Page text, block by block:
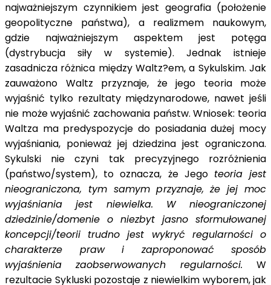
najważniejszym czynnikiem jest geografia (położenie
geopolityczne państwa), a realizmem naukowym,
gdzie najważniejszym aspektem jest potęga
(dystrybucja siły w systemie). Jednak istnieje
zasadnicza różnica między Waltz?em, a Sykulskim. Jak
zauważono Waltz przyznaje, że jego teoria może
wyjaśnić tylko rezultaty międzynarodowe, nawet jeśli
nie może wyjaśnić zachowania państw. Wniosek: teoria
Waltza ma predyspozycje do posiadania dużej mocy
wyjaśniania, ponieważ jej dziedzina jest ograniczona.
Sykulski nie czyni tak precyzyjnego rozróżnienia
(państwo/system), to oznacza, że Jego teoria jest
nieograniczona, tym samym przyznaje, że jej moc
wyjaśniania jest niewielka. W nieograniczonej
dziedzinie/domenie o niezbyt jasno sformułowanej
koncepcji/teorii trudno jest wykryć regularności o
charakterze praw i zaproponować sposób
wyjaśnienia zaobserwowanych regularności. W
rezultacie Sykluski pozostaje z niewielkim wyborem, jak